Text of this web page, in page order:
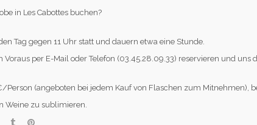
in Les Cabottes buchen?
Tag gegen 11 Uhr statt und dauern etwa eine Stunde.
Voraus per E-Mail oder Telefon (03.45.28.09.33) reservieren und
(angeboten bei jedem Kauf von Flaschen zum Mitnehmen),
Weine zu sublimieren.